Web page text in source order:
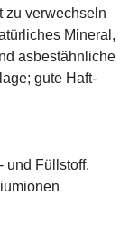
zu verwechseln
Mineral,
asbestähnliche
gute Haft-
und Füllstoff.